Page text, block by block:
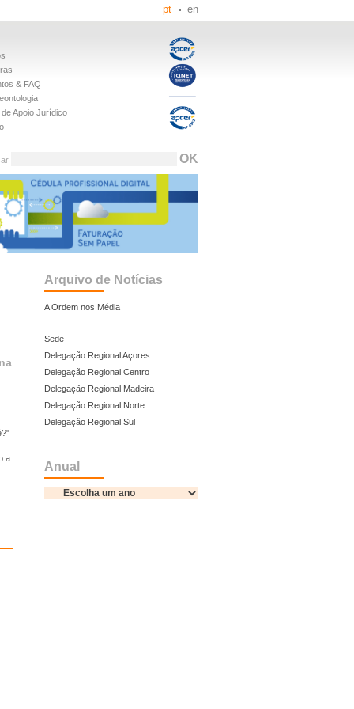
pt en
& FAQ
Apoio Jurídico
a
Arquivo de Notícias
A Ordem nos Média
Sede
Delegação Regional Açores
Delegação Regional Centro
Delegação Regional Madeira
Delegação Regional Norte
Delegação Regional Sul
Anual